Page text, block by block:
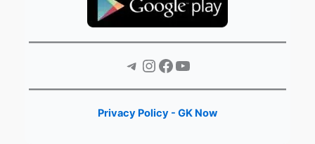
Telegram Instagram Facebook YouTube
Privacy Policy - GK Now